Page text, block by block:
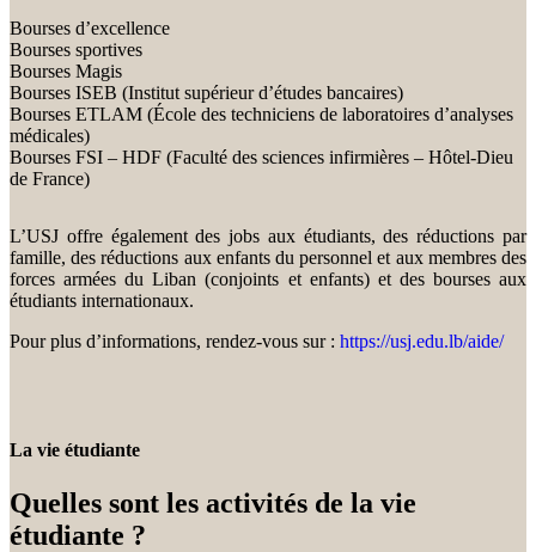
Bourses d’excellence
Bourses sportives
Bourses Magis
Bourses ISEB (Institut supérieur d’études bancaires)
Bourses ETLAM (École des techniciens de laboratoires d’analyses
médicales)
Bourses FSI – HDF (Faculté des sciences infirmières – Hôtel-Dieu
de France)
L’USJ offre également des jobs aux étudiants, des réductions par
famille, des réductions aux enfants du personnel et aux membres des
forces armées du Liban (conjoints et enfants) et des bourses aux
étudiants internationaux.
Pour plus d’informations, rendez-vous sur : https://usj.edu.lb/aide/
La vie étudiante
Quelles sont les activités de la vie
étudiante ?